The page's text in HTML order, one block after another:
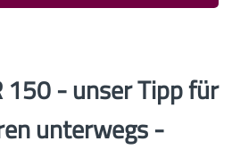
150 - unser Tipp für
unterwegs -